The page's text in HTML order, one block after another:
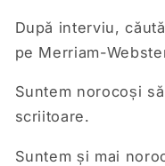
După interviu,
pe Merriam-
Suntem norocoși
scriitoare.
Suntem și mai